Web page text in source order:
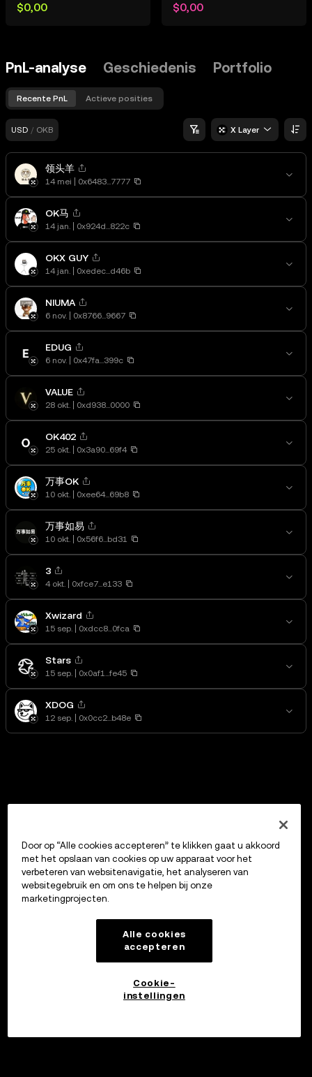
$0,00 $0,00
PnL-analyse Geschiedenis Portfolio
Recente PnL Actieve posities
USD / OKB X Layer
领头羊
14 mei 0x6483...7777
OK马
14 jan. 0x924d...822c
OKX GUY
14 jan. 0xedec...d46b
NIUMA
6 nov. 0x8766...9667
EDUG
6 nov. 0x47fa...399c
VALUE
28 okt. 0xd938...0000
OK402
25 okt. 0x3a90...69f4
万事OK
10 okt. 0xee64...69b8
万事如易
10 okt. 0x56f6...bd31
3
4 okt. 0xfce7...e133
Xwizard
15 sep. 0xdcc8...0fca
Stars
15 sep. 0x0af1...fe45
XDOG
12 sep. 0x0cc2...b48e
Door op “Alle cookies accepteren” te klikken gaat u akkoord
met het opslaan van cookies op uw apparaat voor het
verbeteren van websitenavigatie, het analyseren van
websitegebruik en om ons te helpen bij onze
marketingprojecten.
Alle cookies
accepteren
Cookie-
instellingen